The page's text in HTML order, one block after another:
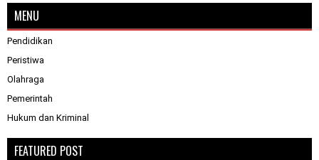
MENU
Pendidikan
Peristiwa
Olahraga
Pemerintah
Hukum dan Kriminal
FEATURED POST